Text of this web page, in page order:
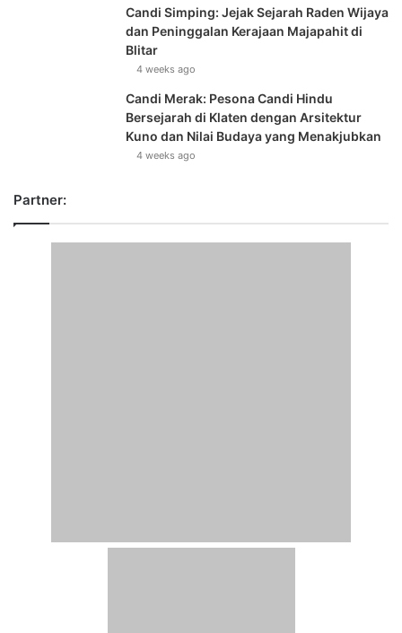
Candi Simping: Jejak Sejarah Raden Wijaya
dan Peninggalan Kerajaan Majapahit di
Blitar
4 weeks ago
Candi Merak: Pesona Candi Hindu
Bersejarah di Klaten dengan Arsitektur
Kuno dan Nilai Budaya yang Menakjubkan
4 weeks ago
Partner: